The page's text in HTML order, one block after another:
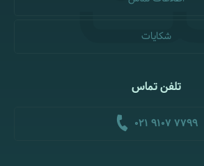
شکایات
تلفن تماس
021 9107 7799